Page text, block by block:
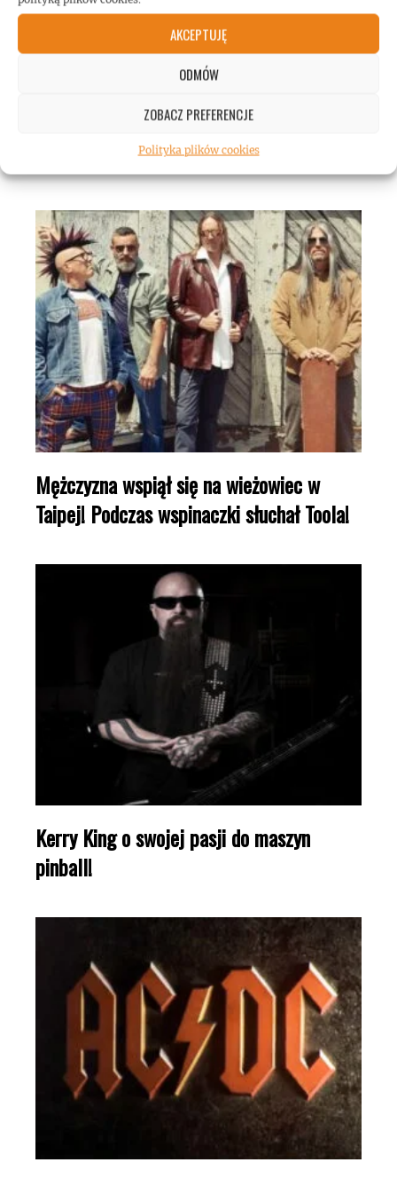
AKCEPTUJĘ
ODMÓW
ZOBACZ PREFERENCJE
Polityka plików cookies
Gary Holt: biografia gitarzysty dostępna w
Mężczyzna wspiął się na wieżowiec w
Taipej! Podczas wspinaczki słuchał Toola!
Kerry King o swojej pasji do maszyn
pinball!